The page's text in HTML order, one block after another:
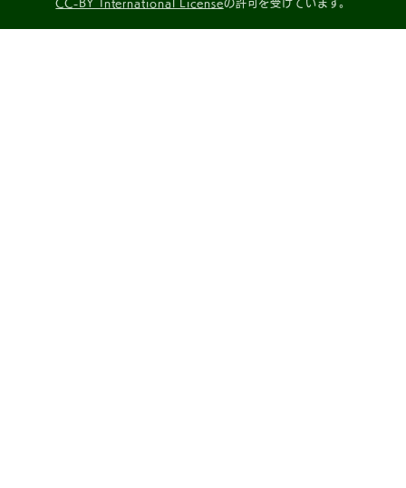
CC-BY International Licenseの許可を受けています。